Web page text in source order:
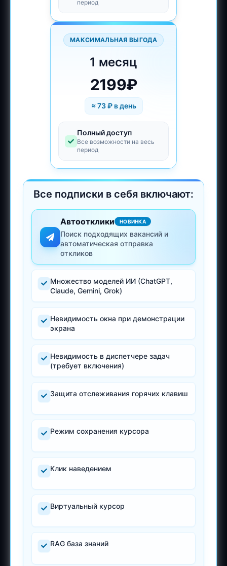
период
МАКСИМАЛЬНАЯ ВЫГОДА
1 месяц
2199₽
≈73₽ в день
Полный доступ
Все возможности на весь
период
Все подписки в себя включают:
Автоотклики НОВИНКА
Поиск подходящих вакансий и
автоматическая отправка
откликов
Множество моделей ИИ (ChatGPT,
Claude, Gemini, Grok)
Невидимость окна при демонстрации
экрана
Невидимость в диспетчере задач
(требует включения)
Защита отслеживания горячих клавиш
Режим сохранения курсора
Клик наведением
Виртуальный курсор
RAG база знаний